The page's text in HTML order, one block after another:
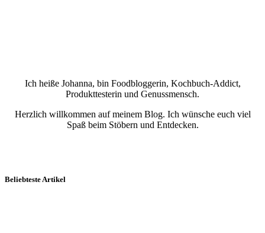
Ich heiße Johanna, bin Foodbloggerin, Kochbuch-Addict,
Produkttesterin und Genussmensch.
Herzlich willkommen auf meinem Blog. Ich wünsche euch viel
Spaß beim Stöbern und Entdecken.
Beliebteste Artikel